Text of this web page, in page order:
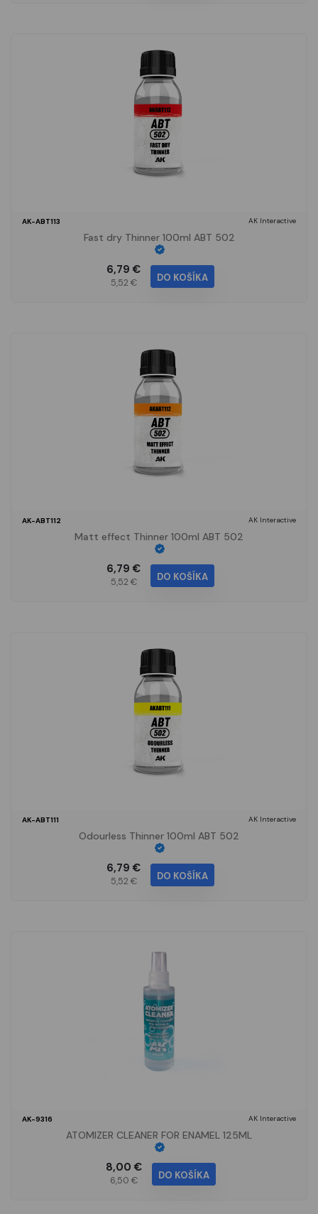
AK-ABT113 AK Interactive
Fast dry Thinner 100ml ABT 502
6,79 €
5,52 € DO KOŠÍKA
AK-ABT112 AK Interactive
Matt effect Thinner 100ml ABT 502
6,79 €
5,52 € DO KOŠÍKA
AK-ABT111 AK Interactive
Odourless Thinner 100ml ABT 502
6,79 €
5,52 € DO KOŠÍKA
AK-9316 AK Interactive
ATOMIZER CLEANER FOR ENAMEL 125ML
8,00 €
6,50 € DO KOŠÍKA